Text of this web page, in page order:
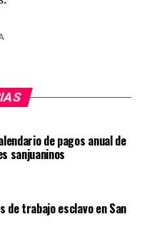
de pagos anual de
sanjuaninos
de trabajo esclavo en San